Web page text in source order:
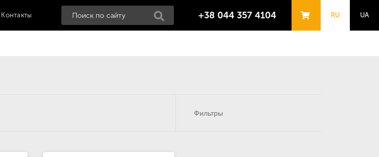
Контакты +38 044 357 4104 RU UA
Фильтры